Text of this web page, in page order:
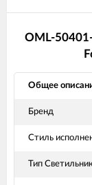
OML-
Общее
Бренд
Стиль
Тип